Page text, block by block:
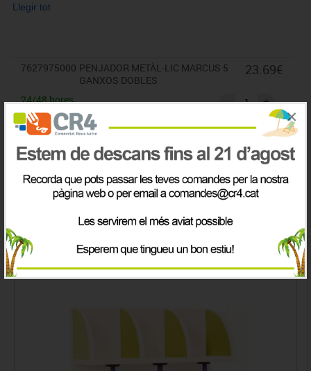
×
del valor de la mercaderia.
Llegir tot
7627975000 PENJADOR METÀL·LIC MARCUS 5
GANXOS DOBLES
24/48 hores
23.69€
IVA inclòs
Productes de la mateix categoria